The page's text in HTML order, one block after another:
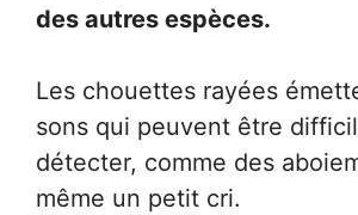
des autres espèces.
Les chouettes rayées
sons qui peuvent être
détecter, comme des
même un petit cri.